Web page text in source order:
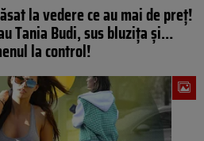
la vedere ce au mai de preţ!
Tania Budi, sus bluziţa şi…
la control!